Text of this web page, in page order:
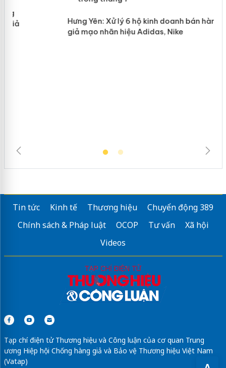
mại trong tháng 7
Tin tức Kinh tế Thương hiệu
Chuyển động 389
Chính sách & Pháp luật
OCOP Tư vấn
Xã hội
Videos
Tạp chí điện tử Thương hiệu và Công luận của cơ quan Trung
ương Hiệp hội Chống hàng giả và Bảo vệ Thương hiệu Việt Nam
(Vatap)